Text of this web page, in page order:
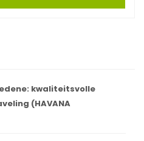
kwaliteitsvolle
(HAVANA